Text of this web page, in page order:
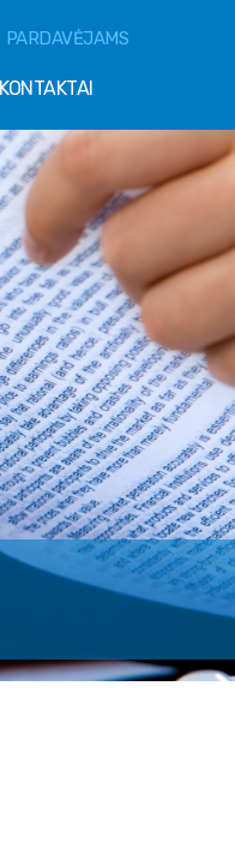
PARDAVĖJAMS
KONTAKTAI